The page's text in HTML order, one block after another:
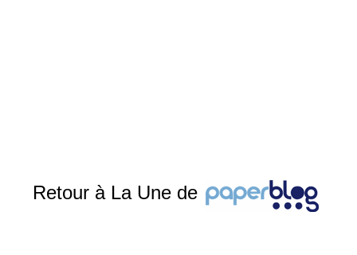
Retour à La Une de